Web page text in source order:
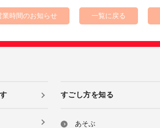
一覧に戻る
業時間のお知らせ
すごし方を知る
あそぶ